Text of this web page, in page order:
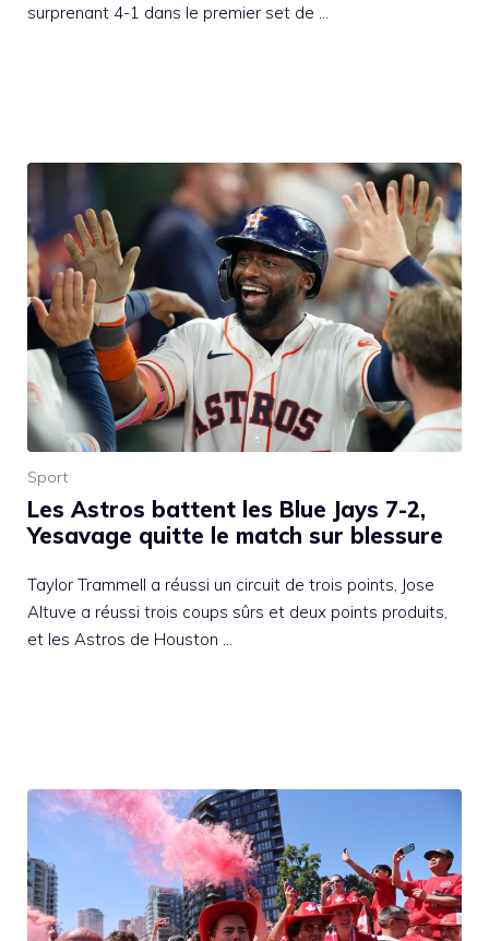
surprenant 4-1 dans le premier set de …
Sport
Les Astros battent les Blue Jays 7-2,
Yesavage quitte le match sur blessure
Taylor Trammell a réussi un circuit de trois points, Jose
Altuve a réussi trois coups sûrs et deux points produits,
et les Astros de Houston …